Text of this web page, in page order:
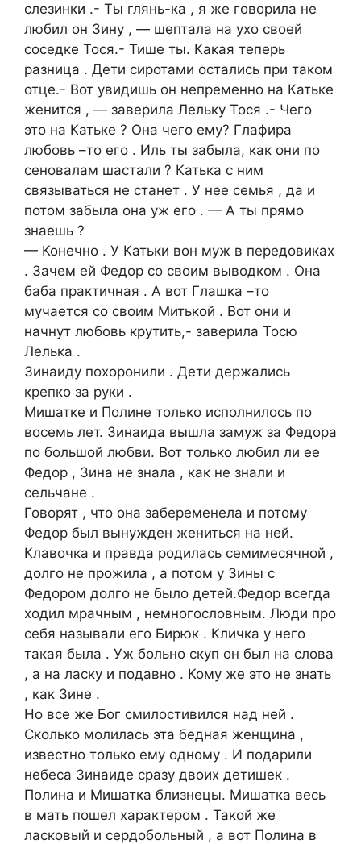
слезинки .- Ты глянь-ка , я же говорила не
любил он Зину , — шептала на ухо своей
соседке Тося.- Тише ты. Какая теперь
разница . Дети сиротами остались при таком
отце.- Вот увидишь он непременно на Катьке
женится , — заверила Лельку Тося .- Чего
это на Катьке ? Она чего ему? Глафира
любовь –то его . Иль ты забыла, как они по
сеновалам шастали ? Катька с ним
связываться не станет . У нее семья , да и
потом забыла она уж его . — А ты прямо
знаешь ?
— Конечно . У Катьки вон муж в передовиках
. Зачем ей Федор со своим выводком . Она
баба практичная . А вот Глашка –то
мучается со своим Митькой . Вот они и
начнут любовь крутить,- заверила Тосю
Лелька .
Зинаиду похоронили . Дети держались
крепко за руки .
Мишатке и Полине только исполнилось по
восемь лет. Зинаида вышла замуж за Федора
по большой любви. Вот только любил ли ее
Федор , Зина не знала , как не знали и
сельчане .
Говорят , что она забеременела и потому
Федор был вынужден жениться на ней.
Клавочка и правда родилась семимесячной ,
долго не прожила , а потом у Зины с
Федором долго не было детей.Федор всегда
ходил мрачным , немногословным. Люди про
себя называли его Бирюк . Кличка у него
такая была . Уж больно скуп он был на слова
, а на ласку и подавно . Кому же это не знать
, как Зине .
Но все же Бог смилостивился над ней .
Сколько молилась эта бедная женщина ,
известно только ему одному . И подарили
небеса Зинаиде сразу двоих детишек .
Полина и Мишатка близнецы. Мишатка весь
в мать пошел характером . Такой же
ласковый и сердобольный , а вот Полина в